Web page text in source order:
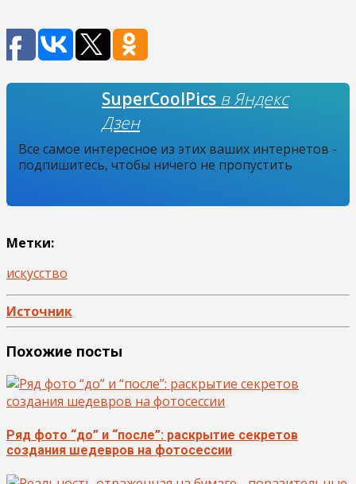
SuperCoolPics в Яндекс
Дзен
Все самое интересное из этих ваших интернетов -
подпишитесь, чтобы ничего не пропустить
Метки:
искусство
Источник
Похожие посты
Ряд фото “до” и “после”: раскрытие секретов
создания шедевров на фотосессии